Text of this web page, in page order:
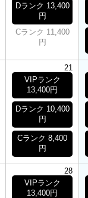
Dランク 13,400
円
Cランク 11,400
円
21
VIPランク
13,400円
Dランク 10,400
円
Cランク 8,400
円
28
VIPランク
13,400円